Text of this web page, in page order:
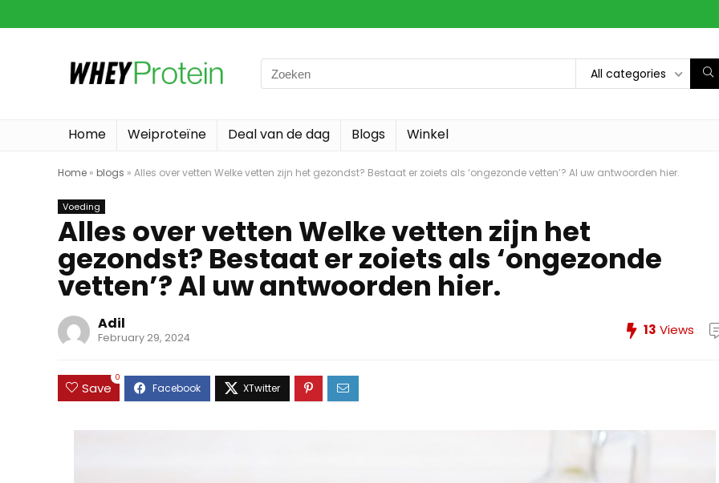
Search
for:
All categories
Home Weiproteïne Deal van de dag Blogs Winkel
Home » blogs » Alles over vetten Welke vetten zijn het gezondst? Bestaat er zoiets als ‘ongezonde vetten’? Al uw antwoorden hier.
Voeding
Alles over vetten Welke vetten zijn het
gezondst? Bestaat er zoiets als ‘ongezonde
vetten’? Al uw antwoorden hier.
Adil
February 29, 2024 13 Views
Save
0